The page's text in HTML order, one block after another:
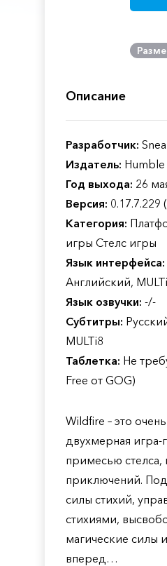
Описание
Разработчик:
Издатель: Humble
Год выхода: 26
Версия: 0.17.7.229
Категория:
игры Стелс игры
Язык интерфейса:
Английский,
Язык озвучки: -/-
Субтитры:
MULTi8
Таблетка: Не
Free от GOG)
Wildfire – это
двухмерная игра-
примесью стелса,
приключений.
силы стихий,
стихиями,
магические силы
вперед…